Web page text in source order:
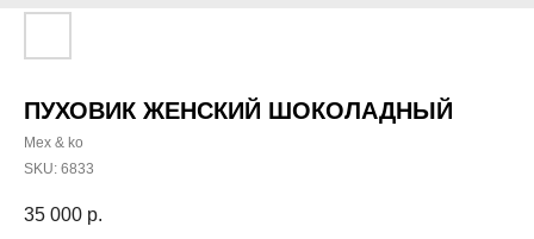
ПУХОВИК ЖЕНСКИЙ ШОКОЛАДНЫЙ
Mex & ko
SKU: 6833
35 000 р.